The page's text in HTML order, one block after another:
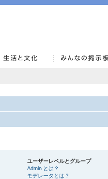
ユーザーレベルとグループ
Admin とは？
モデレータとは？